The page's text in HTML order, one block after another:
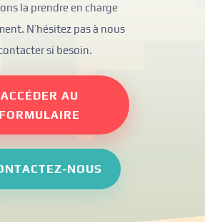
la prendre en charge
N’hésitez pas à nous
si besoin.
ACCÉDER AU
FORMULAIRE
NOUS